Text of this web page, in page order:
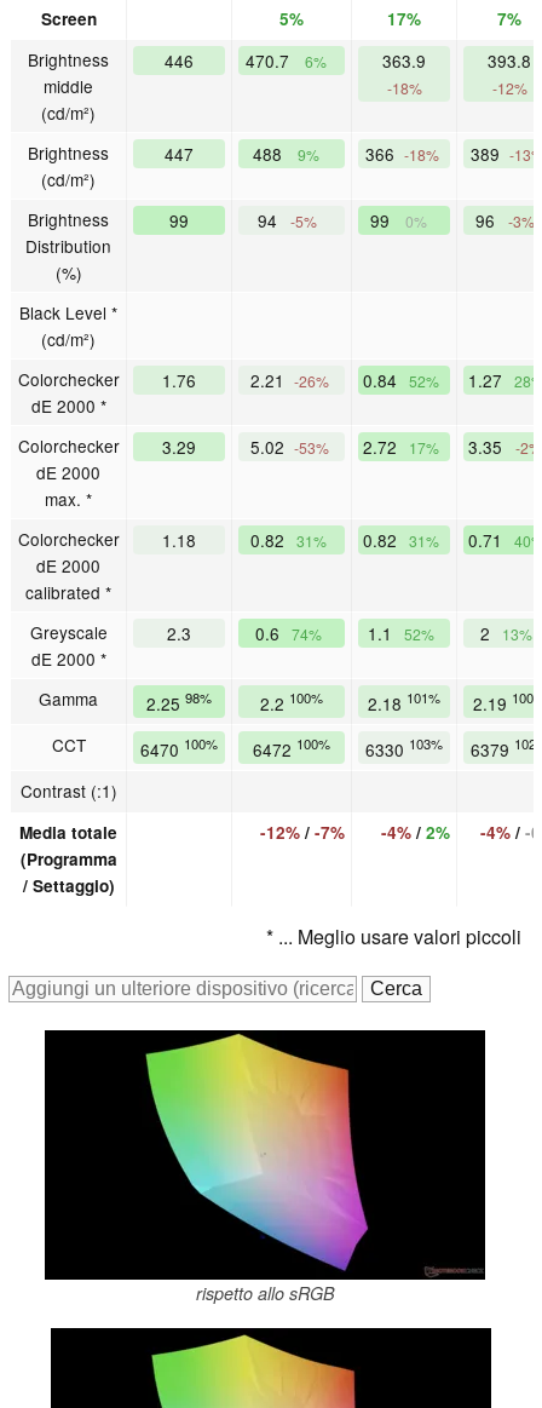
Screen 5% 17% 7%
Brightness
middle
(cd/m²)
446 470.7 6% 363.9
-18%
393.8
-12%
Brightness
(cd/m²)
447 488 9% 366 -18% 389 -
Brightness
Distribution
(%)
99 94 -5% 99 0% 96 -3%
Black Level *
(cd/m²)
Colorchecker
dE 2000 *
1.76 2.21 -26% 0.84 52% 1.27
Colorchecker
dE 2000
max. *
3.29 5.02 -53% 2.72 17% 3.35 -2%
Colorchecker
dE 2000
calibrated *
1.18 0.82 31% 0.82 31% 0.71
Greyscale
dE 2000 *
2.3 0.6 74% 1.1 52% 2 13%
Gamma 2.25 98% 2.2 100% 2.18 101% 2.19
CCT 6470 100% 6472 100% 6330 103% 6379
Contrast (:1)
Media totale
(Programma
/ Settaggio)
-12%/ -7% -4%/ 2% -4%/ -
* ... Meglio usare valori piccoli
rispetto allo sRGB